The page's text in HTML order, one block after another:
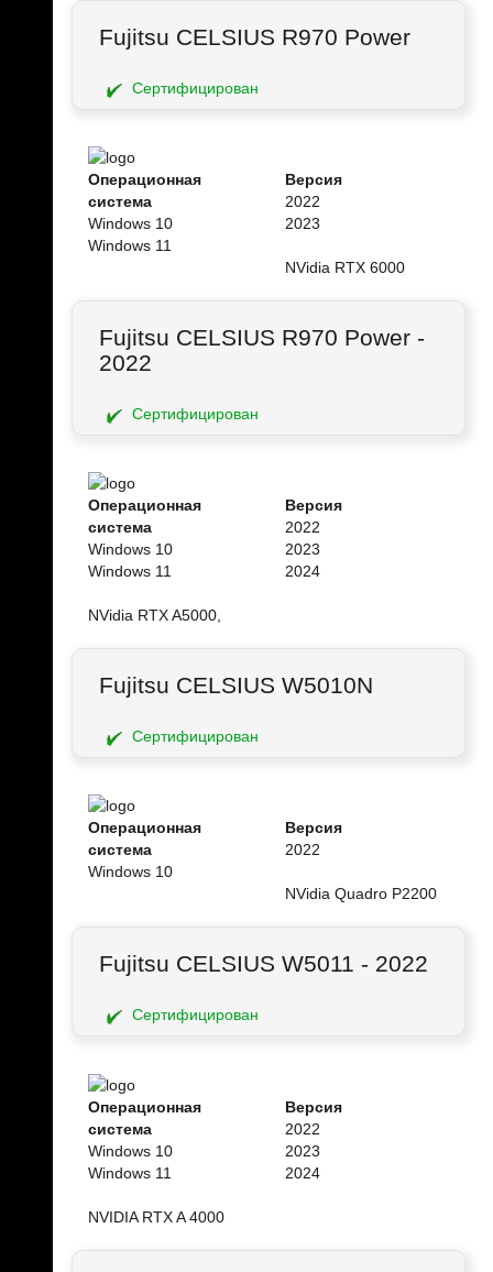
Fujitsu CELSIUS R970 Power
Сертифицирован
Операционная
система
Windows 10
Windows 11
Версия
2022
2023
NVidia RTX 6000
Fujitsu CELSIUS R970 Power -
2022
Сертифицирован
Операционная
система
Windows 10
Windows 11
Версия
2022
2023
2024
NVidia RTX A5000,
Fujitsu CELSIUS W5010N
Сертифицирован
Операционная
система
Windows 10
Версия
2022
NVidia Quadro P2200
Fujitsu CELSIUS W5011 - 2022
Сертифицирован
Операционная
система
Windows 10
Windows 11
Версия
2022
2023
2024
NVIDIA RTX A 4000